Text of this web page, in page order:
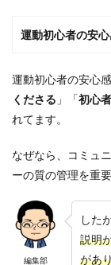
らい
の期
を実
感で
きま
す
2.24/7
クア
ウト
は週2
回の
運動初心者の安
運動初心者の安心
くださる 」「初心
れてます。
なぜなら、
コミュ
ーの質の管理を重
編集部
した
説明
があ